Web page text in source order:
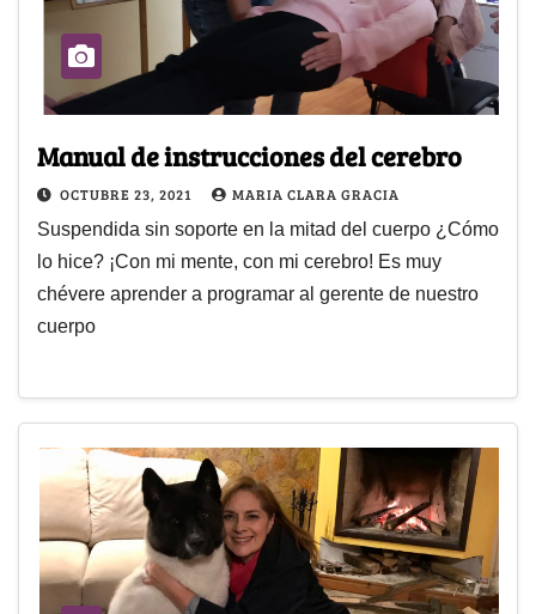
Manual de instrucciones del cerebro
OCTUBRE 23, 2021 MARIA CLARA GRACIA
Suspendida sin soporte en la mitad del cuerpo ¿Cómo
lo hice? ¡Con mi mente, con mi cerebro! Es muy
chévere aprender a programar al gerente de nuestro
cuerpo